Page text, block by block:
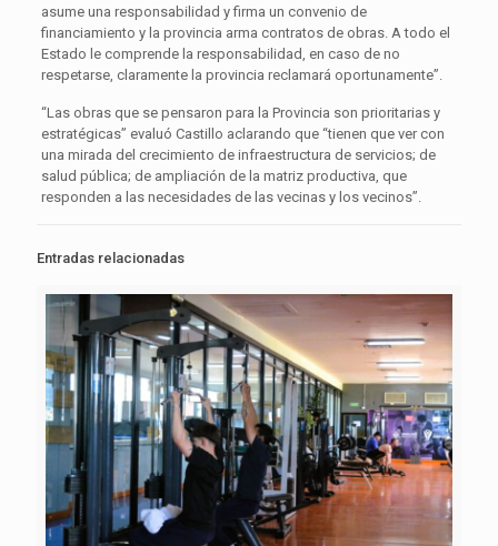
asume una responsabilidad y firma un convenio de
financiamiento y la provincia arma contratos de obras. A todo el
Estado le comprende la responsabilidad, en caso de no
respetarse, claramente la provincia reclamará oportunamente”.
“Las obras que se pensaron para la Provincia son prioritarias y
estratégicas” evaluó Castillo aclarando que “tienen que ver con
una mirada del crecimiento de infraestructura de servicios; de
salud pública; de ampliación de la matriz productiva, que
responden a las necesidades de las vecinas y los vecinos”.
Entradas relacionadas